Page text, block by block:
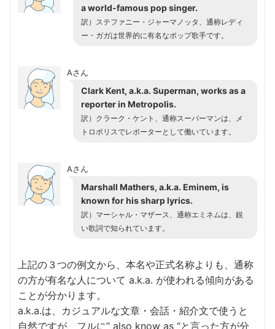
a world-famous pop singer.
訳）ステファニー・ジャーマノッタ、通称レディ
ー・ガガは世界的に有名なポップ歌手です。
Aさん
Clark Kent, a.k.a. Superman, works as a
reporter in Metropolis.
訳）クラーク・ケント、通称スーパーマンは、メ
トロポリスでレポーターとして働いています。
Aさん
Marshall Mathers, a.k.a. Eminem, is
known for his sharp lyrics.
訳）マーシャル・マザース、通称エミネムは、鋭
い歌詞で知られています。
上記の３つの例文から、本名や正式名称よりも、通称
の方が有名な人について a.k.a. が使われる傾向がある
ことが分かります。
a.k.a.は、カジュアルな文章・会話・紹介文で使うと
自然ですが、フルに” also know as “と言った方が分